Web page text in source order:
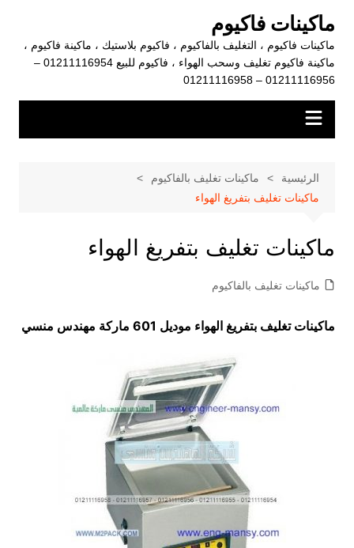
المحتوى
ماكينات فاكيوم
ماكينات فاكيوم ، التغليف بالفاكيوم ، فاكيوم بلاستيك ، ماكينة فاكيوم ،
ماكينة فاكيوم تغليف وسحب الهواء ، فاكيوم للبيع 01211116954 –
01211116956 – 01211116958
الرئيسية
ماكينات تغليف بالفاكيوم
ماكينات تغليف بتفريغ الهواء
ماكينات تغليف بتفريغ الهواء
ماكينات تغليف بالفاكيوم
ماكينات تغليف بتفريغ الهواء موديل 601 ماركة مهندس منسي